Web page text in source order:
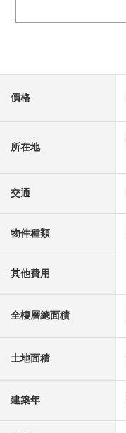
價格
所在地
交通
物件種類
其他費用
全樓層總面積
土地面積
建築年